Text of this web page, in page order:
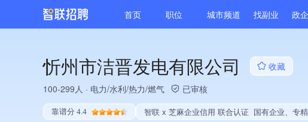
首页 职位 城市频道 找副业 政企
忻州市洁晋发电有限公司
收藏
100-299人 · 电力/水利/热力/燃气 已审核
靠谱分 4.4 智联 x 芝麻企业信用 联合认证 国有企业、专精特新企业、高新技术企业、战略性新兴领域创